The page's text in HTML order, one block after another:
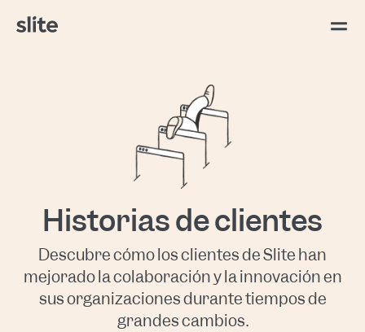
Historias de clientes
Descubre cómo los clientes de Slite han
mejorado la colaboración y la innovación en
sus organizaciones durante tiempos de
grandes cambios.